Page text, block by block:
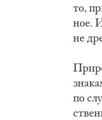
то,
ное.
не
по